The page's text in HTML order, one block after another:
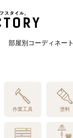
部屋別コーディネート
作業工具 塗料